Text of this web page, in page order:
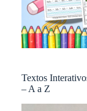
Textos
– A a Z